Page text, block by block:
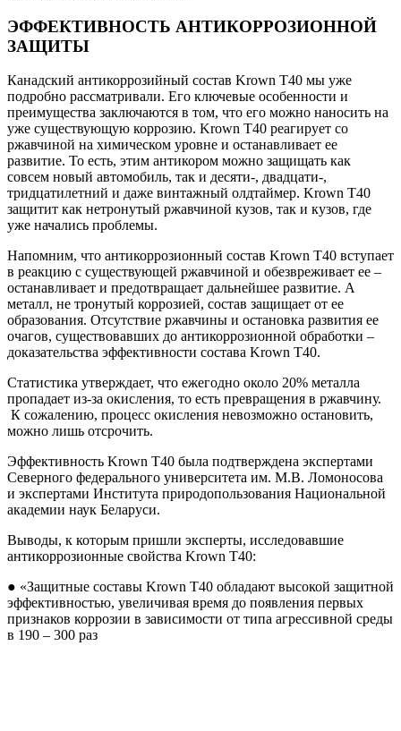
ЭФФЕКТИВНОСТЬ АНТИКОРРОЗИОННОЙ
ЗАЩИТЫ
Канадский антикоррозийный состав Krown T40 мы уже
подробно рассматривали. Его ключевые особенности и
преимущества заключаются в том, что его можно наносить на
уже существующую коррозию. Krown T40 реагирует со
ржавчиной на химическом уровне и останавливает ее
развитие. То есть, этим антикором можно защищать как
совсем новый автомобиль, так и десяти-, двадцати-,
тридцатилетний и даже винтажный олдтаймер. Krown T40
защитит как нетронутый ржавчиной кузов, так и кузов, где
уже начались проблемы.
Напомним, что антикоррозионный состав Krown T40 вступает
в реакцию с существующей ржавчиной и обезвреживает ее –
останавливает и предотвращает дальнейшее развитие. А
металл, не тронутый коррозией, состав защищает от ее
образования. Отсутствие ржавчины и остановка развития ее
очагов, существовавших до антикоррозионной обработки –
доказательства эффективности состава Krown T40.
Статистика утверждает, что ежегодно около 20% металла
пропадает из-за окисления, то есть превращения в ржавчину.
К сожалению, процесс окисления невозможно остановить,
можно лишь отсрочить.
Эффективность Krown T40 была подтверждена экспертами
Северного федерального университета им. М.В. Ломоносова
и экспертами Института природопользования Национальной
академии наук Беларуси.
Выводы, к которым пришли эксперты, исследовавшие
антикоррозионные свойства Krown T40:
● «Защитные составы Krown T40 обладают высокой защитной
эффективностью, увеличивая время до появления первых
признаков коррозии в зависимости от типа агрессивной среды
в 190 – 300 раз